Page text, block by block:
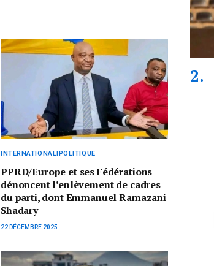
INTERNATIONAL|POLITIQUE
PPRD/Europe et ses Fédérations
dénoncent l’enlèvement de cadres
du parti, dont Emmanuel Ramazani
Shadary
22 DÉCEMBRE 2025